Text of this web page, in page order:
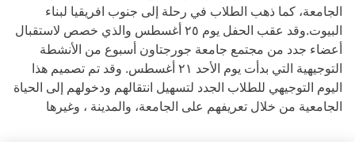
الجامعة، كما ذهب الطلاب في رحلة إلى جنوب افريقيا لبناء
البيوت.وقد عقب الحفل يوم ٢٥ أغسطس والذي خصص لاستقبال
أعضاء جدد من مجتمع جامعة جورجتاون أسبوع من الأنشطة
التوجيهية التي بدأت يوم الأحد ٢١ أغسطس. وقد تم تصميم هذا
اليوم التوجيهي للطلاب الجدد لتسهيل انتقالهم ودخولهم إلى الحياة
الجامعية من خلال تعريفهم على الجامعة، والمدينة ، وغيرها